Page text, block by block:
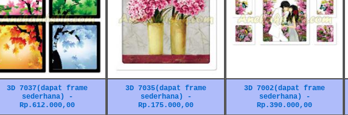
3D 7037(dapat frame
sederhana) -
Rp.612.000,00
3D 7035(dapat frame
sederhana) -
Rp.175.000,00
3D 7002(dapat frame
sederhana) -
Rp.390.000,00